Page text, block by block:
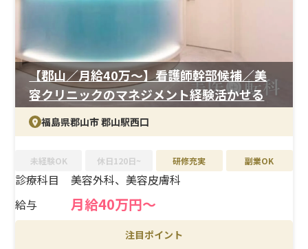
全週休2日制と働きやすさも確保。メリハリをつけながら
【郡山／月給40万〜】看護師幹部候補／美
容クリニックのマネジメント経験活かせる
福島県郡山市 郡山駅西口
未経験OK 休日120日~ 研修充実 副業OK
診療科目
美容外科、美容皮膚科
給与
月給40万円～
注目ポイント